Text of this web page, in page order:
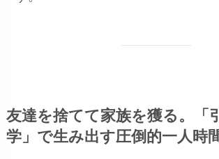
友達を捨てて家族を獲る。「
学」で生み出す圧倒的一人時